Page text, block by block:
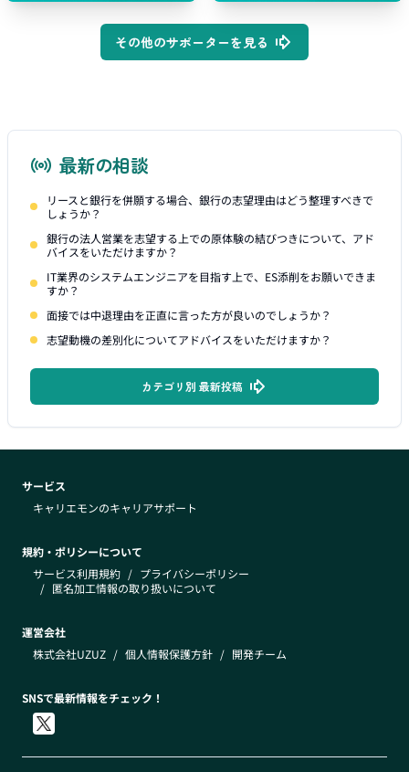
その他のサポーターを見る
最新の相談
リースと銀行を併願する場合、銀行の志望理由はどう整理すべきで
しょうか？
銀行の法人営業を志望する上での原体験の結びつきについて、アド
バイスをいただけますか？
IT業界のシステムエンジニアを目指す上で、ES添削をお願いできま
すか？
面接では中退理由を正直に言った方が良いのでしょうか？
志望動機の差別化についてアドバイスをいただけますか？
カテゴリ別 最新投稿
サービス
キャリエモンのキャリアサポート
規約・ポリシーについて
サービス利用規約 / プライバシーポリシー
/ 匿名加工情報の取り扱いについて
運営会社
株式会社UZUZ / 個人情報保護方針 / 開発チーム
SNSで最新情報をチェック！